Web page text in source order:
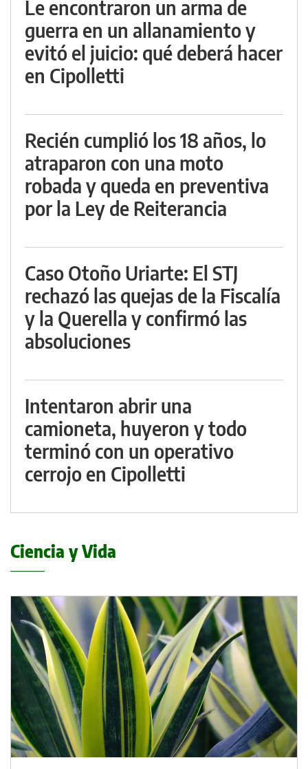
Le encontraron un arma de
guerra en un allanamiento y
evitó el juicio: qué deberá hacer
en Cipolletti
Recién cumplió los 18 años, lo
atraparon con una moto
robada y queda en preventiva
por la Ley de Reiterancia
Caso Otoño Uriarte: El STJ
rechazó las quejas de la Fiscalía
y la Querella y confirmó las
absoluciones
Intentaron abrir una
camioneta, huyeron y todo
terminó con un operativo
cerrojo en Cipolletti
Ciencia y Vida